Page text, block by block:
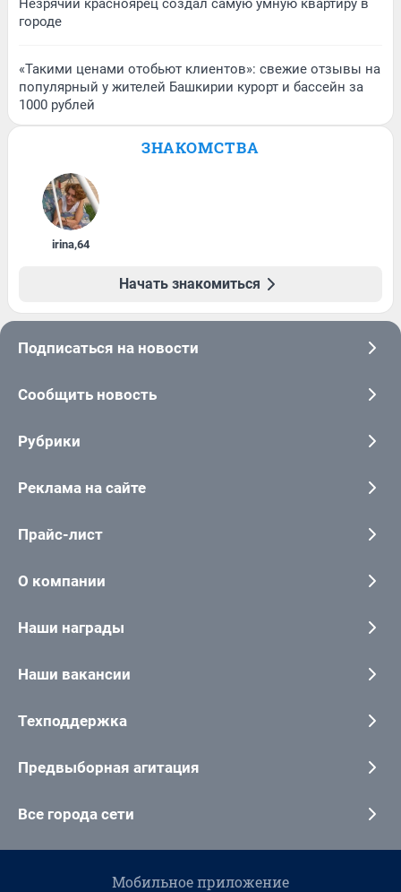
Незрячий красноярец создал самую умную квартиру в
городе
«Такими ценами отобьют клиентов»: свежие отзывы на
популярный у жителей Башкирии курорт и бассейн за
1000 рублей
ЗНАКОМСТВА
irina,64
Начать знакомиться
Подписаться на новости
Сообщить новость
Рубрики
Реклама на сайте
Прайс-лист
О компании
Наши награды
Наши вакансии
Техподдержка
Предвыборная агитация
Все города сети
Мобильное приложение